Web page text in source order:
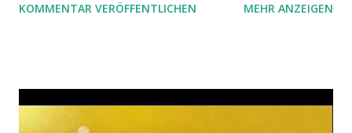
mit und wirbt für Unterstützung. Das Thema: „Warum ist
KOMMENTAR VERÖFFENTLICHEN MEHR ANZEIGEN